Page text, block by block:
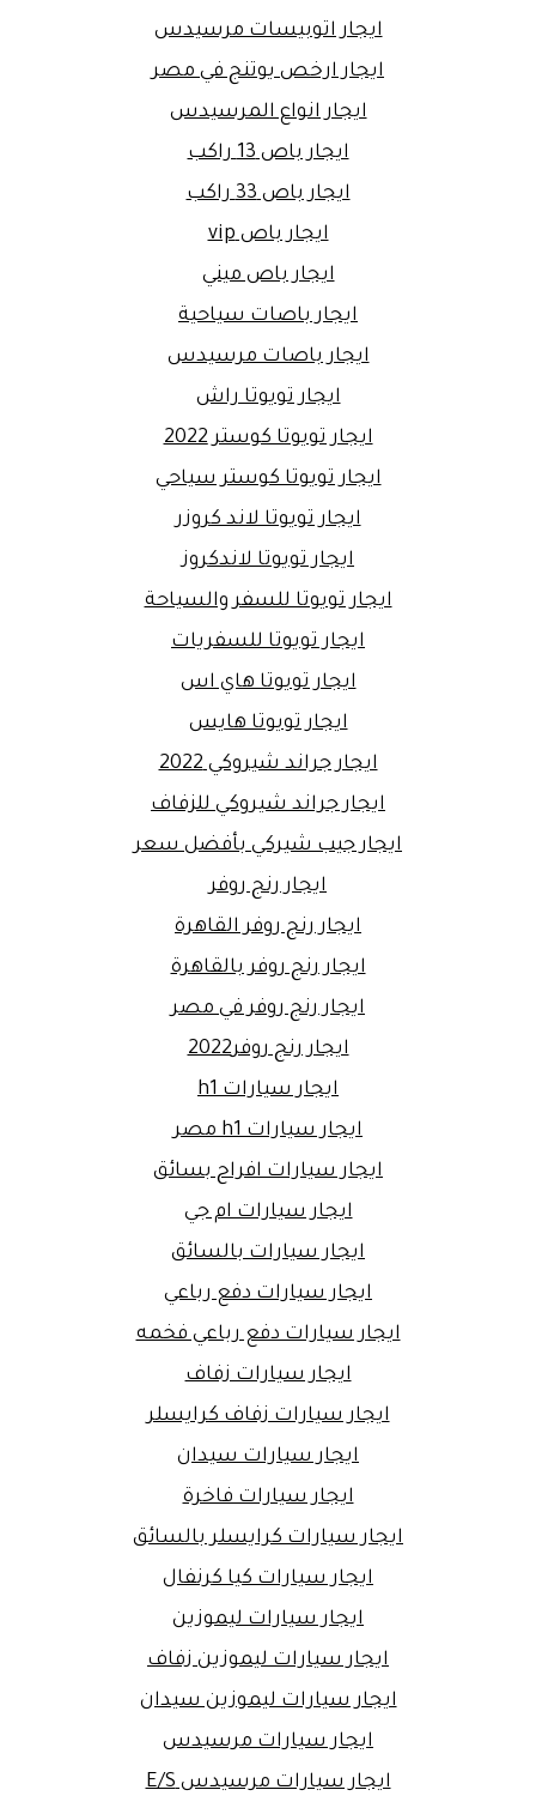
ايجار اتوبيسات مرسيدس
ايجار ارخص يوتنج في مصر
ايجار انواع المرسيدس
ايجار باص 13 راكب
ايجار باص 33 راكب
ايجار باص vip
ايجار باص ميني
ايجار باصات سياحية
ايجار باصات مرسيدس
ايجار تويوتا راش
ايجار تويوتا كوستر 2022
ايجار تويوتا كوستر سياحي
ايجار تويوتا لاند كروزر
ايجار تويوتا لاندكروز
ايجار تويوتا للسفر والسياحة
ايجار تويوتا للسفريات
ايجار تويوتا هاي اس
ايجار تويوتا هايس
ايجار جراند شيروكي 2022
ايجار جراند شيروكي للزفاف
ايجار جيب شيركي بأفضل سعر
ايجار رنج روفر
ايجار رنج روفر القاهرة
ايجار رنج روفر بالقاهرة
ايجار رنج روفر في مصر
ايجار رنج روفر2022
ايجار سيارات h1
ايجار سيارات h1 مصر
ايجار سيارات افراح بسائق
ايجار سيارات ام جي
ايجار سيارات بالسائق
ايجار سيارات دفع رباعي
ايجار سيارات دفع رباعي فخمه
ايجار سيارات زفاف
ايجار سيارات زفاف كرايسلر
ايجار سيارات سيدان
ايجار سيارات فاخرة
ايجار سيارات كرايسلر بالسائق
ايجار سيارات كيا كرنفال
ايجار سيارات ليموزين
ايجار سيارات ليموزين زفاف
ايجار سيارات ليموزين سيدان
ايجار سيارات مرسيدس
ايجار سيارات مرسيدس E/S